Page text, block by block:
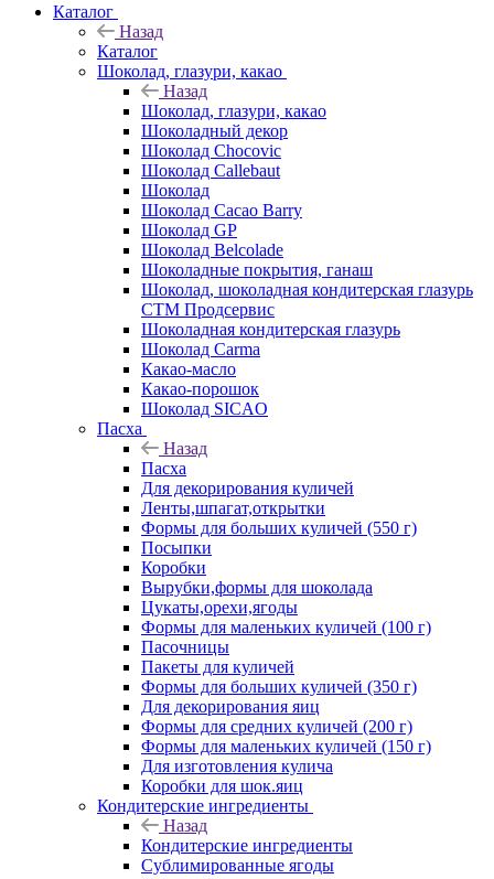
Каталог
Назад
Каталог
Шоколад, глазури, какао
Назад
Шоколад, глазури, какао
Шоколадный декор
Шоколад Chocovic
Шоколад Callebaut
Шоколад
Шоколад Cacao Barry
Шоколад GP
Шоколад Belcolade
Шоколадные покрытия, ганаш
Шоколад, шоколадная кондитерская глазурь
СТМ Продсервис
Шоколадная кондитерская глазурь
Шоколад Carma
Какао-масло
Какао-порошок
Шоколад SICAO
Пасха
Назад
Пасха
Для декорирования куличей
Ленты,шпагат,открытки
Формы для больших куличей (550 г)
Посыпки
Коробки
Вырубки,формы для шоколада
Цукаты,орехи,ягоды
Формы для маленьких куличей (100 г)
Пасочницы
Пакеты для куличей
Формы для больших куличей (350 г)
Для декорирования яиц
Формы для средних куличей (200 г)
Формы для маленьких куличей (150 г)
Для изготовления кулича
Коробки для шок.яиц
Кондитерские ингредиенты
Назад
Кондитерские ингредиенты
Сублимированные ягоды